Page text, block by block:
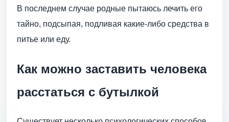
В последнем случае родные пытаюсь лечить его
тайно, подсыпая, подливая какие-либо средства в
питье или еду.
Как можно заставить человека
расстаться с бутылкой